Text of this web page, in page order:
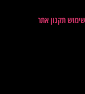
תקנון אתר